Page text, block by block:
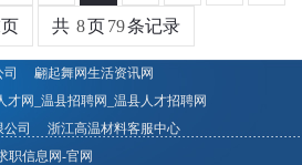
共 8页79条记录
翩起舞网生活资讯网
才网_温县招聘网_温县人才招聘网
司
浙江高温材料客服中心
职信息网-官网